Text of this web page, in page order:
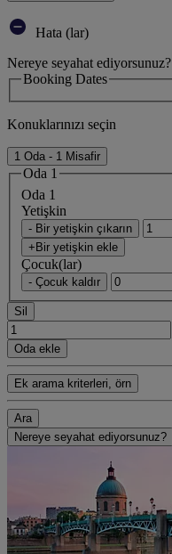
Hata (lar)
Nereye seyahat ediyorsunuz?
Booking Dates
Konuklarınızı seçin
1 Oda - 1 Misafir
Oda 1
Oda 1
Yetişkin
- Bir yetişkin çıkarın
+Bir yetişkin ekle
Çocuk(lar)
- Çocuk kaldır
Sil
Oda ekle
Ek arama kriterleri, örn
Ara
Nereye seyahat ediyorsunuz?